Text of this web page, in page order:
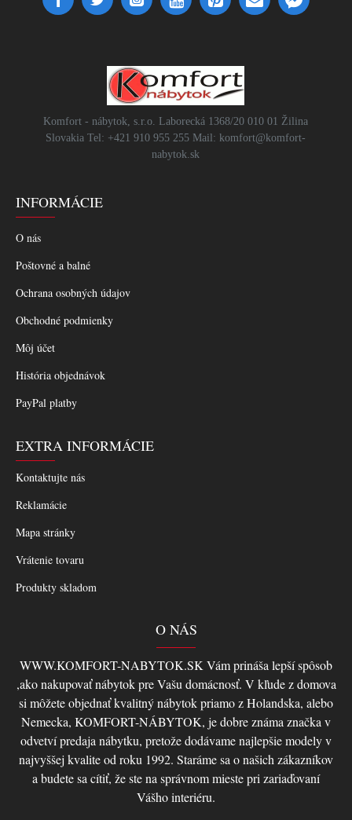
Komfort - nábytok, s.r.o. Laborecká 1368/20 010 01 Žilina
Slovakia Tel: +421 910 955 255 Mail: komfort@komfort-
nabytok.sk
INFORMÁCIE
O nás
Poštovné a balné
Ochrana osobných údajov
Obchodné podmienky
Môj účet
História objednávok
PayPal platby
EXTRA INFORMÁCIE
Kontaktujte nás
Reklamácie
Mapa stránky
Vrátenie tovaru
Produkty skladom
O NÁS
WWW.KOMFORT-NABYTOK.SK Vám prináša lepší spôsob
,ako nakupovať nábytok pre Vašu domácnosť. V kľude z domova
si môžete objednať kvalitný nábytok priamo z Holandska, alebo
Nemecka, KOMFORT-NÁBYTOK, je dobre známa značka v
odvetví predaja nábytku, pretože dodávame najlepšie modely v
najvyššej kvalite od roku 1992. Staráme sa o našich zákazníkov
a budete sa cítiť, že ste na správnom mieste pri zariaďovaní
Vášho interiéru.